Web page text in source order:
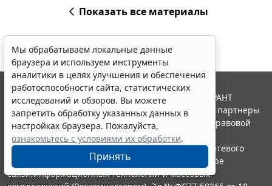
Показать все материалы
Мы обрабатываем локальные данные
браузера и используем инструменты
аналитики в целях улучшения и обеспечения
работоспособности сайта, статистических
исследований и обзоров. Вы можете
запретить обработку указанных данных в
настройках браузера. Пожалуйста,
ознакомьтесь с условиями их обработки.
Принять
© ООО "НПП "ГАРАНТ-СЕРВИС", 2026. Система ГАРАНТ
выпускается с 1990 года. Компания "Гарант" и ее партнеры
являются участниками Российской ассоциации правовой
информации ГАРАНТ.
Портал ГАРАНТ.РУ зарегистрирован в качестве сетевого
издания Федеральной службой по надзору в сфере
связи,информационных технологий и массовых